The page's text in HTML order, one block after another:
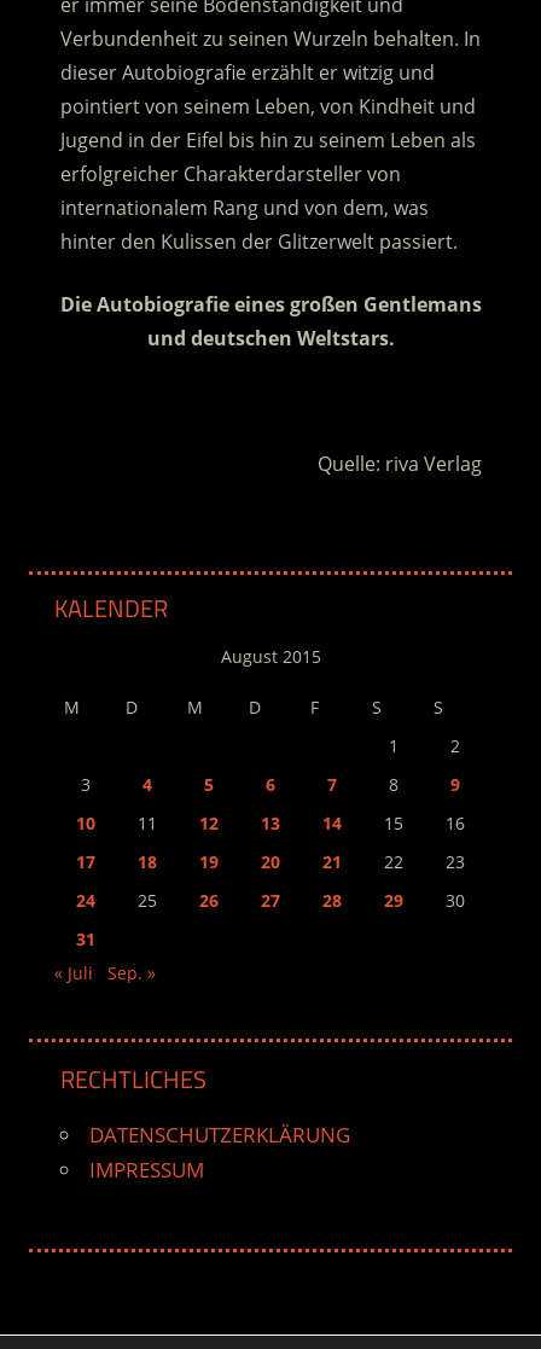
Verbundenheit zu seinen Wurzeln behalten. In
dieser Autobiografie erzählt er witzig und
pointiert von seinem Leben, von Kindheit und
Jugend in der Eifel bis hin zu seinem Leben als
erfolgreicher Charakterdarsteller von
internationalem Rang und von dem, was
hinter den Kulissen der Glitzerwelt passiert.
Die Autobiografie eines großen Gentlemans
und deutschen Weltstars.
Quelle: riva Verlag
KALENDER
August 2015
M D M D F S
S
1
2
3
4 5 6 7 8
9
10
11 12 13 14 15
16
17
18 19 20 21 22
23
24
25 26 27 28 29
30
31
« Juli
Sep. »
RECHTLICHES
DATENSCHUTZERKLÄRUNG
IMPRESSUM